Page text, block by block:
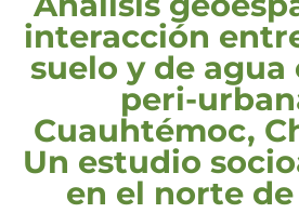
interacción
suelo y de agua
peri-
Cuauhtémoc,
Un estudio
en el norte